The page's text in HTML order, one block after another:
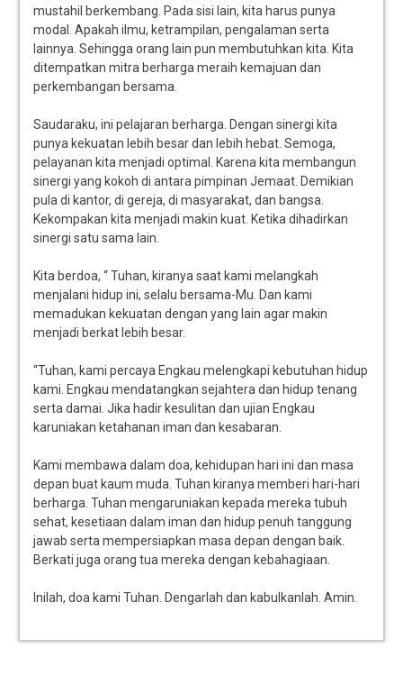
mustahil berkembang. Pada sisi lain, kita harus punya
modal. Apakah ilmu, ketrampilan, pengalaman serta
lainnya. Sehingga orang lain pun membutuhkan kita. Kita
ditempatkan mitra berharga meraih kemajuan dan
perkembangan bersama.
Saudaraku, ini pelajaran berharga. Dengan sinergi kita
punya kekuatan lebih besar dan lebih hebat. Semoga,
pelayanan kita menjadi optimal. Karena kita membangun
sinergi yang kokoh di antara pimpinan Jemaat. Demikian
pula di kantor, di gereja, di masyarakat, dan bangsa.
Kekompakan kita menjadi makin kuat. Ketika dihadirkan
sinergi satu sama lain.
Kita berdoa, “ Tuhan, kiranya saat kami melangkah
menjalani hidup ini, selalu bersama-Mu. Dan kami
memadukan kekuatan dengan yang lain agar makin
menjadi berkat lebih besar.
“Tuhan, kami percaya Engkau melengkapi kebutuhan hidup
kami. Engkau mendatangkan sejahtera dan hidup tenang
serta damai. Jika hadir kesulitan dan ujian Engkau
karuniakan ketahanan iman dan kesabaran.
Kami membawa dalam doa, kehidupan hari ini dan masa
depan buat kaum muda. Tuhan kiranya memberi hari-hari
berharga. Tuhan mengaruniakan kepada mereka tubuh
sehat, kesetiaan dalam iman dan hidup penuh tanggung
jawab serta mempersiapkan masa depan dengan baik.
Berkati juga orang tua mereka dengan kebahagiaan.
Inilah, doa kami Tuhan. Dengarlah dan kabulkanlah. Amin.